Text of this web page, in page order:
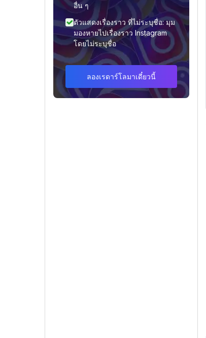
อื่น ๆ
ตัวแสดงเรื่องราว ที่ไม่ระบุชื่อ: มุม
มองหายไปเรื่องราว Instagram
โดยไม่ระบุชื่อ
ลองเรดาร์โลมาเดี๋ยวนี้